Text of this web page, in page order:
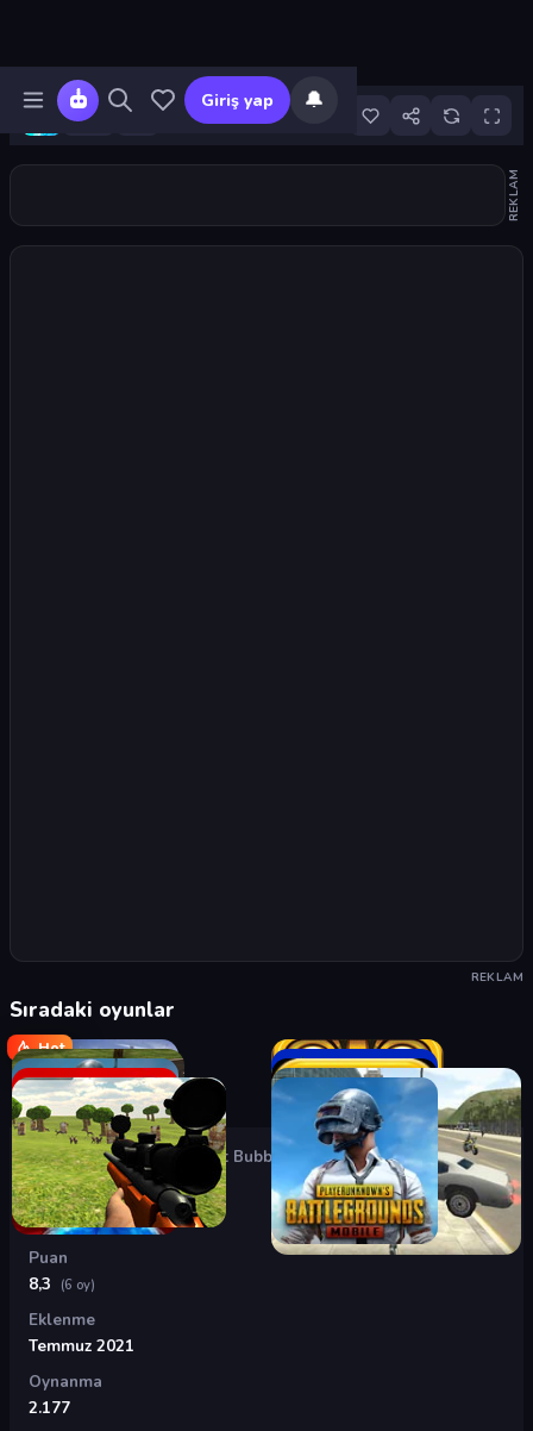
Giriş yap 🔔
5
REKLAM
REKLAM
Sıradaki oyunlar
Hot
Oyunlar›3D Oyunlar Pop It Bubble 2
Pop It Bubble 2
Puan
8,3
(6 oy)
Eklenme
Temmuz 2021
Oynanma
2.177